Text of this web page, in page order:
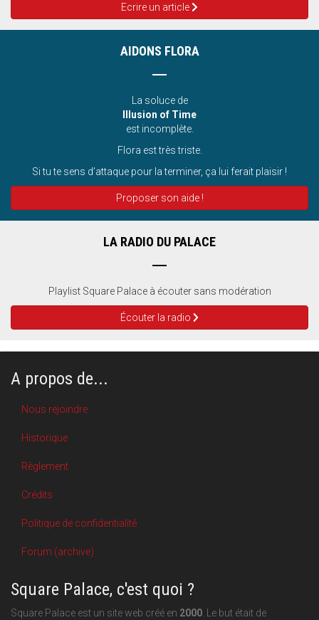
Ecrire un article
AIDONS FLORA
La soluce de
Illusion of Time
est incomplète.
Flora est très triste.
Si tu te sens d’attaque pour la terminer, ça lui ferait plaisir !
Proposer son aide !
LA RADIO DU PALACE
Playlist Square Palace à écouter sans modération
Écouter la radio
A propos de...
Nous rejoindre
Historique
Règlement
Crédits
Politique de confidentialité
Forum (archive)
Square Palace, c'est quoi ?
Square Palace est un site web créé en 2000 . Le but était de